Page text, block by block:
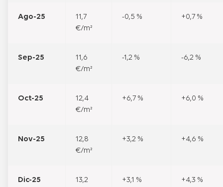
Ago-25
11,7
€/m²
-0,5 % +0,7 %
Sep-25
11,6
€/m²
-1,2 % -6,2 %
Oct-25
12,4
€/m²
+6,7 % +6,0 %
Nov-25
12,8
€/m²
+3,2 % +4,6 %
Dic-25
13,2
+3,1 % +4,3 %